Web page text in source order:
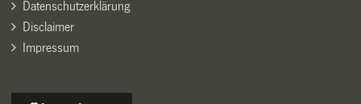
Datenschutzerklärung
Disclaimer
Impressum